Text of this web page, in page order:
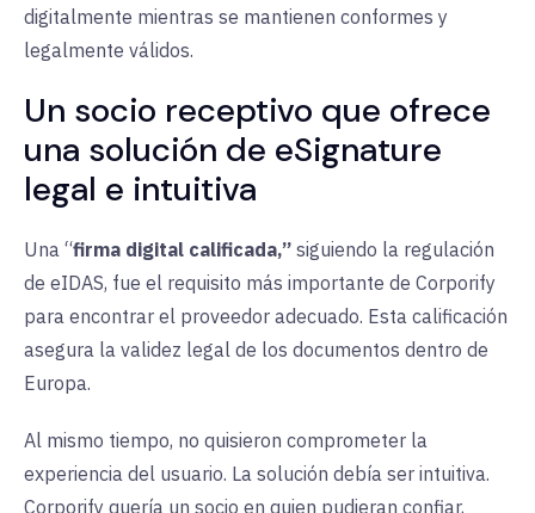
digitalmente mientras se mantienen conformes y
legalmente válidos.
Un socio receptivo que ofrece
una solución de eSignature
legal e intuitiva
Una “firma digital calificada,” siguiendo la regulación
de eIDAS, fue el requisito más importante de Corporify
para encontrar el proveedor adecuado. Esta calificación
asegura la validez legal de los documentos dentro de
Europa.
Al mismo tiempo, no quisieron comprometer la
experiencia del usuario. La solución debía ser intuitiva.
Corporify quería un socio en quien pudieran confiar,